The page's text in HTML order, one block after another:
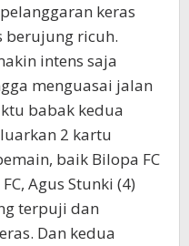
keras
berujung ricuh.
intens saja
menguasai jalan
babak kedua
2 kartu
baik Bilopa FC
Agus Stunki (4)
terpuji dan
Dan kedua